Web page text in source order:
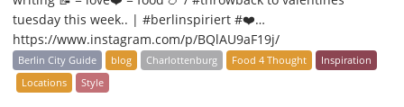
tuesday this week.. | #berlinspiriert #❤️…
https://www.instagram.com/p/BQlAU9aF19j/
Berlin City Guide blog Charlottenburg Food 4 Thought
Inspiration
Locations
Style